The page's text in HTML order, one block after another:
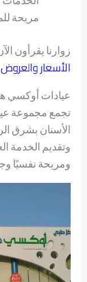
مريحة
زوارنا يقرأون
الأسعار والعروض
عيادات أوكسي
تجمع مجموعة
الأسنان بشرق
وتقديم الخدمة
ومريحة نفسيًا